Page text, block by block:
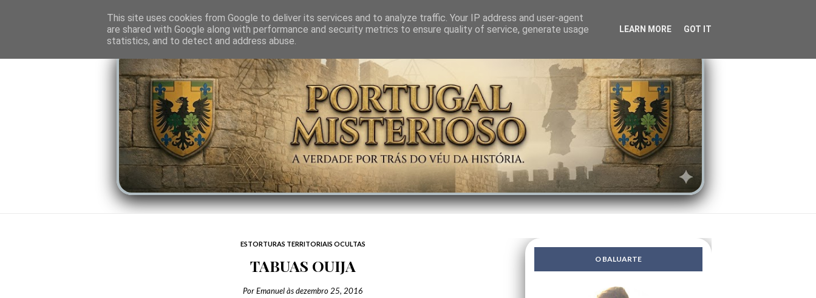
O PORTAL SOMBRAS DO PODER LINHAGEM SABEDORIA CIÊNCIA DO INVISÍVEL CONTRA-PODER ANJOS LENDAS
ESTORTURAS TERRITORIAIS OCULTAS
TABUAS OUIJA
Por Emanuel àsdezembro 25, 2016
O BALUARTE
This site uses cookies from Google to deliver its services and to analyze traffic. Your IP address and user-agent
are shared with Google along with performance and security metrics to ensure quality of service, generate usage
statistics, and to detect and address abuse.
LEARN MORE GOT IT